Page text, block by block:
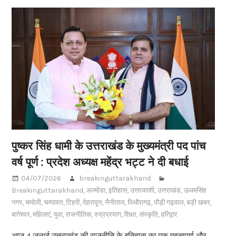
पुष्कर सिंह धामी के उत्तराखंड के मुख्यमंत्री पद पांच
वर्ष पूर्ण : प्रदेश अध्यक्ष महेंद्र भट्ट ने दी बधाई
04/07/2026
breakinguttarakhand
Breakinguttarakhand,अल्मोडा,इतिहास,उत्तरकाशी,उत्तराखंड,ऊधमसिंह
नगर,चमोली,चम्पावत,टिहरी,देहरादून,नैनीताल,पिथौरागढ़,पौड़ी गढ़वाल,बड़ी खबर,
बागेश्वर,महिलाएं,युवा,राजनीतिक,रुद्रप्रयाग,शिक्षा,संस्कृति,हरिद्वार